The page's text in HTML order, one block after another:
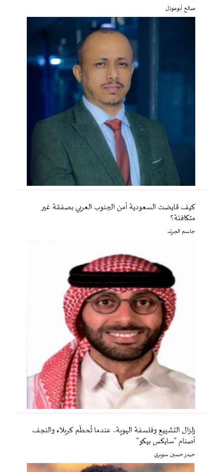
صالح أبوعوذل
كيف قايضت السعودية أمن الجنوب العربي بصفقة غير
متكافئة؟
جاسم الجريّد
زلزال التشييع وفلسفة الهوية.. عندما تُحطّم كربلاء والنجف
أصنام "سايكس بيكو"
حيدر حسين سويري